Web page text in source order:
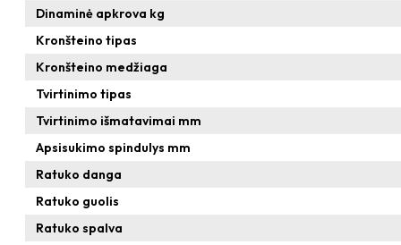
Dinaminė apkrova kg
Kronšteino tipas
Kronšteino medžiaga
Tvirtinimo tipas
Tvirtinimo išmatavimai mm
Apsisukimo spindulys mm
Ratuko danga
Ratuko guolis
Ratuko spalva